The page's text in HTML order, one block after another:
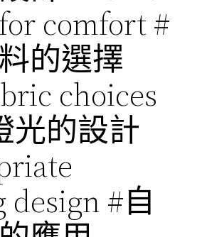
comfort #
的選擇
choices
光的設計
#自